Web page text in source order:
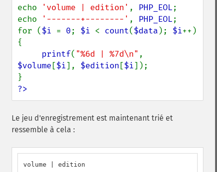
echo
'volume | edition' , PHP_EOL;
echo
'-------+--------' , PHP_EOL;
for ($i = 0; $i < count($data ); $i++)
{
printf( "%6d | %7d\n"
$volume [$i], $edition [$i]);
?>
Le jeu d'enregistrement est maintenant trié et
ressemble à cela :
volume | edition